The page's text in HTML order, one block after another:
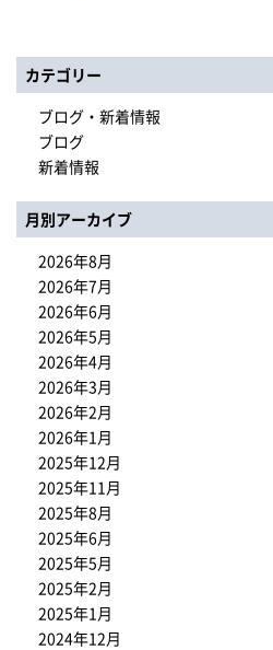
カテゴリー
ブログ・新着情報
ブログ
新着情報
月別アーカイブ
2026年8月
2026年7月
2026年6月
2026年5月
2026年4月
2026年3月
2026年2月
2026年1月
2025年12月
2025年11月
2025年8月
2025年6月
2025年5月
2025年2月
2025年1月
2024年12月